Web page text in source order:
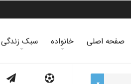
صفحه اصلی خانواده سبک زندگی